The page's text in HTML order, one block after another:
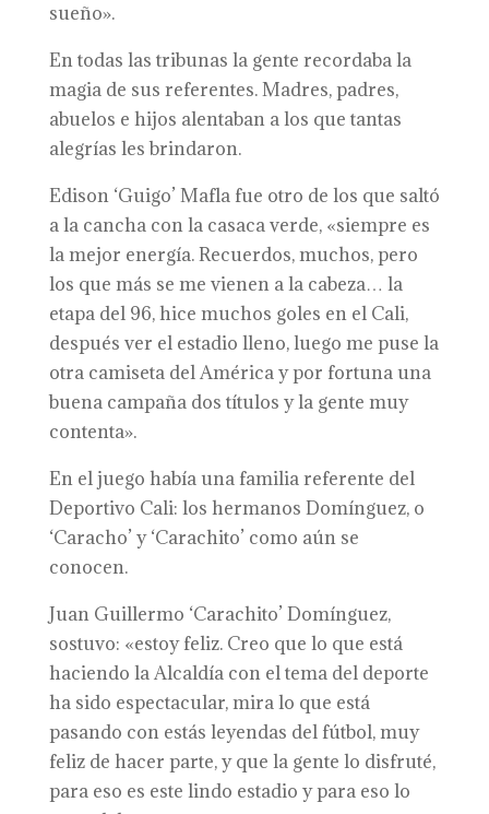
sueño».
En todas las tribunas la gente recordaba la
magia de sus referentes. Madres, padres,
abuelos e hijos alentaban a los que tantas
alegrías les brindaron.
Edison ‘Guigo’ Mafla fue otro de los que saltó
a la cancha con la casaca verde, «siempre es
la mejor energía. Recuerdos, muchos, pero
los que más se me vienen a la cabeza… la
etapa del 96, hice muchos goles en el Cali,
después ver el estadio lleno, luego me puse la
otra camiseta del América y por fortuna una
buena campaña dos títulos y la gente muy
contenta».
En el juego había una familia referente del
Deportivo Cali: los hermanos Domínguez, o
‘Caracho’ y ‘Carachito’ como aún se
conocen.
Juan Guillermo ‘Carachito’ Domínguez,
sostuvo: «estoy feliz. Creo que lo que está
haciendo la Alcaldía con el tema del deporte
ha sido espectacular, mira lo que está
pasando con estás leyendas del fútbol, muy
feliz de hacer parte, y que la gente lo disfruté,
para eso es este lindo estadio y para eso lo